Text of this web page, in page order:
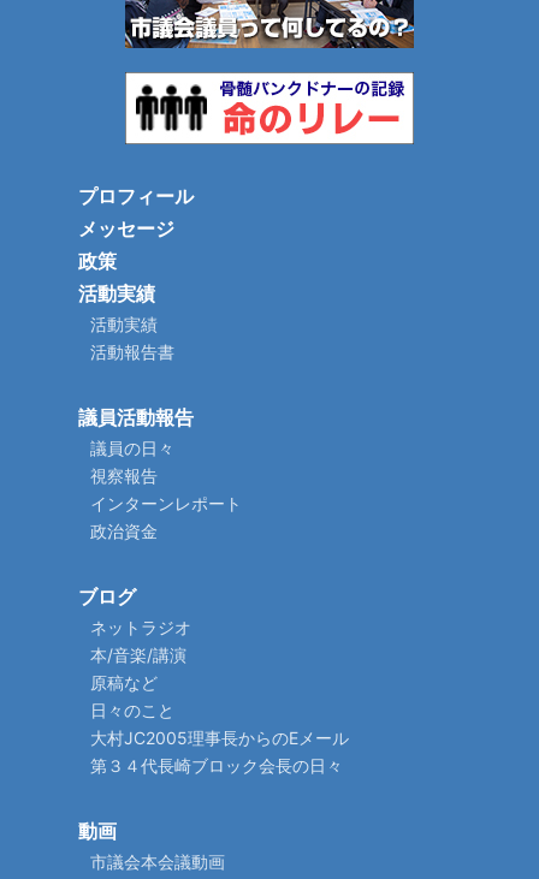
プロフィール
メッセージ
政策
活動実績
活動実績
活動報告書
議員活動報告
議員の日々
視察報告
インターンレポート
政治資金
ブログ
ネットラジオ
本/音楽/講演
原稿など
日々のこと
大村JC2005理事長からのEメール
第３４代長崎ブロック会長の日々
動画
市議会本会議動画